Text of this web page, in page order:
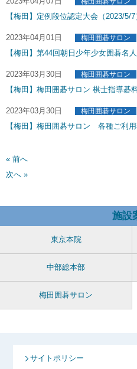
【梅田】定例段位認定大会（2023/5/7
2023年04月01日 梅田囲碁サロン
【梅田】第44回朝日少年少女囲碁名
2023年03月30日 梅田囲碁サロン
【梅田】梅田囲碁サロン 棋士指導碁
2023年03月30日 梅田囲碁サロン
【梅田】梅田囲碁サロン 各種ご利
« 前へ
次へ »
施設
東京本院
中部総本部
梅田囲碁サロン
サイトポリシー